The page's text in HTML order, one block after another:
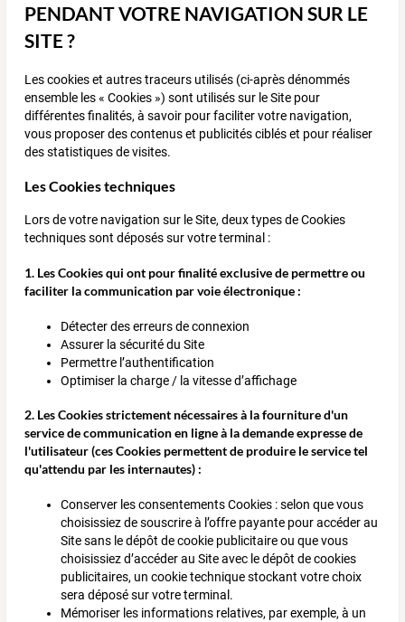
PENDANT VOTRE NAVIGATION SUR LE
SITE ?
Les cookies et autres traceurs utilisés (ci-après dénommés
ensemble les « Cookies ») sont utilisés sur le Site pour
différentes finalités, à savoir pour faciliter votre navigation,
vous proposer des contenus et publicités ciblés et pour réaliser
des statistiques de visites.
Les Cookies techniques
Lors de votre navigation sur le Site, deux types de Cookies
techniques sont déposés sur votre terminal :
1. Les Cookies qui ont pour finalité exclusive de permettre ou
faciliter la communication par voie électronique :
Détecter des erreurs de connexion
Assurer la sécurité du Site
Permettre l’authentification
Optimiser la charge / la vitesse d’affichage
2. Les Cookies strictement nécessaires à la fourniture d'un
service de communication en ligne à la demande expresse de
l'utilisateur (ces Cookies permettent de produire le service tel
qu'attendu par les internautes) :
Conserver les consentements Cookies : selon que vous
choisissiez de souscrire à l’offre payante pour accéder au
Site sans le dépôt de cookie publicitaire ou que vous
choisissiez d’accéder au Site avec le dépôt de cookies
publicitaires, un cookie technique stockant votre choix
sera déposé sur votre terminal.
Mémoriser les informations relatives, par exemple, à un